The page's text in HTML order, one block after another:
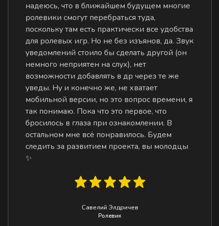
надеюсь, что в ближайшем будущем многие
ролевики смогут перебраться туда,
поскольку там есть практически все удобства
для ролевых игр. Но не без изъянов, да. Звук
уведомлений стоило бы сделать другой (он
немного неприятен на слух), нет
возможности добавлять в др через те же
уведы. Ну и конечно же, не хватает
мобильной версии, но это вопрос времени, я
так понимаю. Пока что это первое, что
бросилось в глаза при ознакомлении. В
остальном мне всё понравилось. Будем
следить за развитием проекта, вы молодцы
✨
Савелий Элдричев
Ролевик